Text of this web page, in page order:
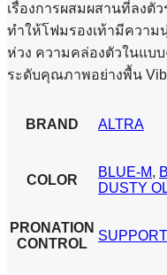
เรื่องการผสมผสานที่ลงตั
ทำให้โฟมรองเท้ามีความ
ห่วง ความคล่องตัวในแบบ
ระดับคุณภาพอย่างพื้น
BRAND ALTRA
COLOR
BLUE-M,
DUSTY
PRONATION
CONTROL